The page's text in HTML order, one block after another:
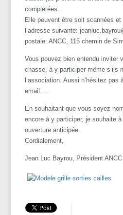
complétées.
Elle peuvent être soit scannées
l’adresse suivante:
postale: ANCC, 115 chemin de
Vous pouvez bien entendu inviter
chasse, à y participer même s’ils
l’association. Aussi n’hésitez
email….
En souhaitant que vous soyez
encore à y participer, je souhaite
ouverture anticipée.
Cordialement,
Jean Luc Bayrou, Président ANCC